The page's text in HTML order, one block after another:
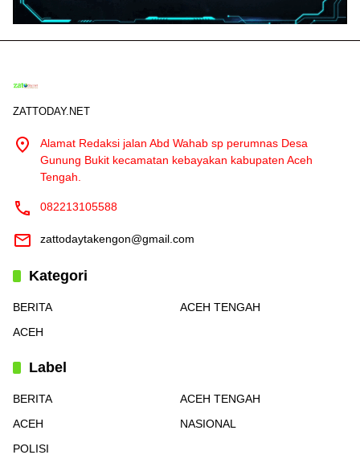
ZATTODAY.NET
Alamat Redaksi jalan Abd Wahab sp perumnas Desa
Gunung Bukit kecamatan kebayakan kabupaten Aceh
Tengah.
082213105588
zattodaytakengon@gmail.com
Kategori
BERITA
ACEH TENGAH
ACEH
Label
BERITA
ACEH TENGAH
ACEH
NASIONAL
POLISI